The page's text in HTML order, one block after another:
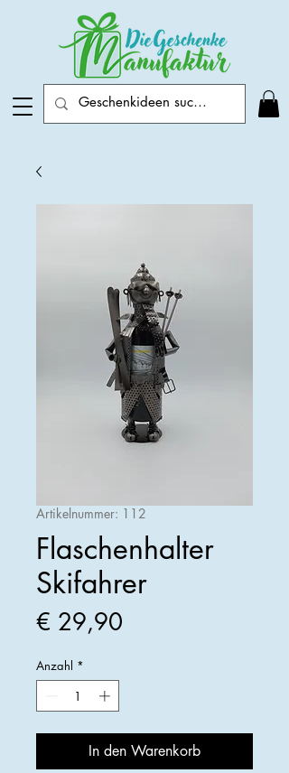
Artikelnummer: 112
Flaschenhalter
Skifahrer
€ 29,90
Anzahl *
In den Warenkorb